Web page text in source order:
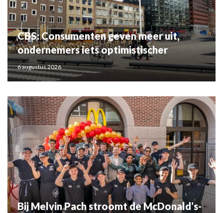
CBS: Consumenten geven meer uit,
ondernemers iets optimistischer
6 augustus 2026
Bij Melvin Pach stroomt de McDonald’s-